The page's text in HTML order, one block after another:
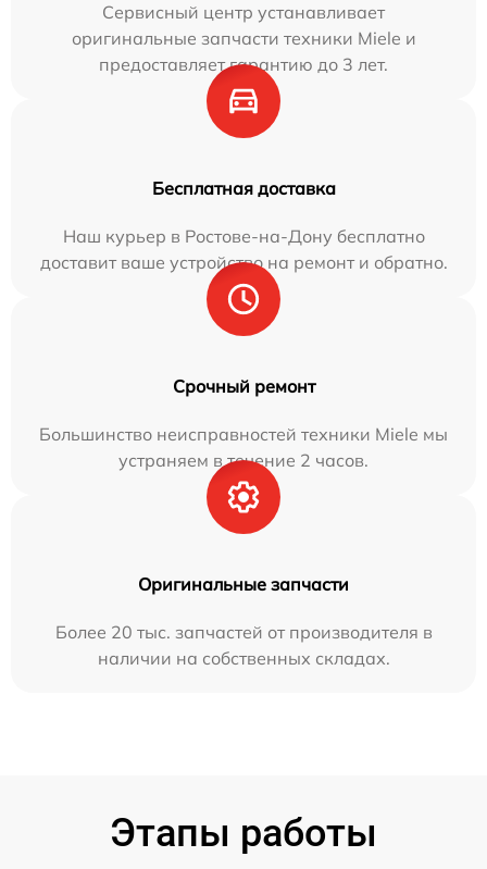
Сервисный центр устанавливает
оригинальные запчасти техники Miele и
предоставляет гарантию до 3 лет.
Бесплатная доставка
Наш курьер в Ростове-на-Дону бесплатно
доставит ваше устройство на ремонт и обратно.
Срочный ремонт
Большинство неисправностей техники Miele мы
устраняем в течение 2 часов.
Оригинальные запчасти
Более 20 тыс. запчастей от производителя в
наличии на собственных складах.
Этапы работы